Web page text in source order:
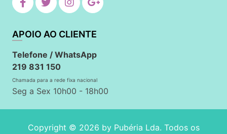
APOIO AO CLIENTE
Telefone / WhatsApp
219 831 150
Chamada para a rede fixa nacional
Seg a Sex 10h00 - 18h00
Copyright © 2026 by Pubéria Lda. Todos os